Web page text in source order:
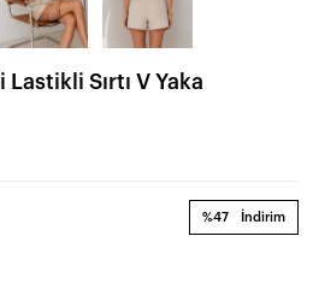
Sırtı V Yaka
%47 İndirim